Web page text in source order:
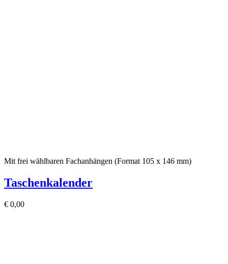
Mit frei wählbaren Fachanhängen (Format 105 x 146 mm)
Taschenkalender
€ 0,00